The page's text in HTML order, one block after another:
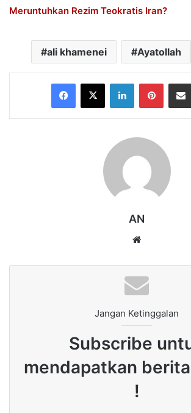
Meruntuhkan Rezim Teokratis Iran?
ali khamenei Ayatollah
Facebook
X LinkedIn
AN
Jangan Ketinggalan
Subscribe
mendapatkan
!